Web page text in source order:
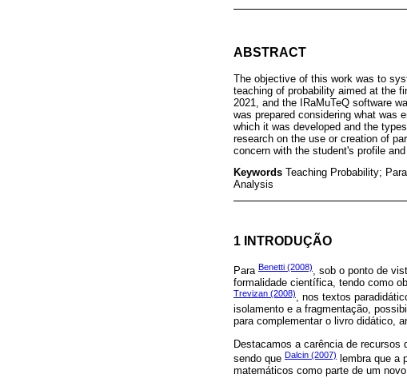
ABSTRACT
The objective of this work was to
teaching of probability aimed at the
2021, and the IRaMuTeQ software
was prepared considering what was
which it was developed and the
research on the use or creation of
concern with the student's profile
Keywords Teaching Probability;
Analysis
1 INTRODUÇÃO
Para Benetti (2008)
, sob o ponto de
formalidade científica, tendo como
Trevizan (2008), nos textos
isolamento e a fragmentação,
para complementar o livro didático,
Destacamos a carência de recursos
sendo que Dalcin (2007)
lembra que a
matemáticos como parte de um